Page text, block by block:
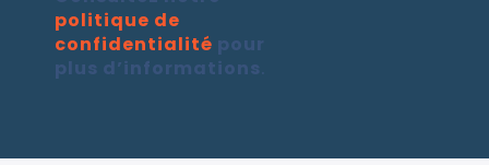
politique de
confidentialité pour
plus d’informations